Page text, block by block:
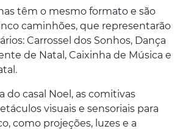
têm o mesmo formato e são
caminhões, que representarão
Carrossel dos Sonhos, Dança
de Natal, Caixinha de Música e
do casal Noel, as comitivas
visuais e sensoriais para
como projeções, luzes e a